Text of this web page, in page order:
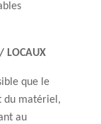
LOCAUX
que le
du matériel,
au